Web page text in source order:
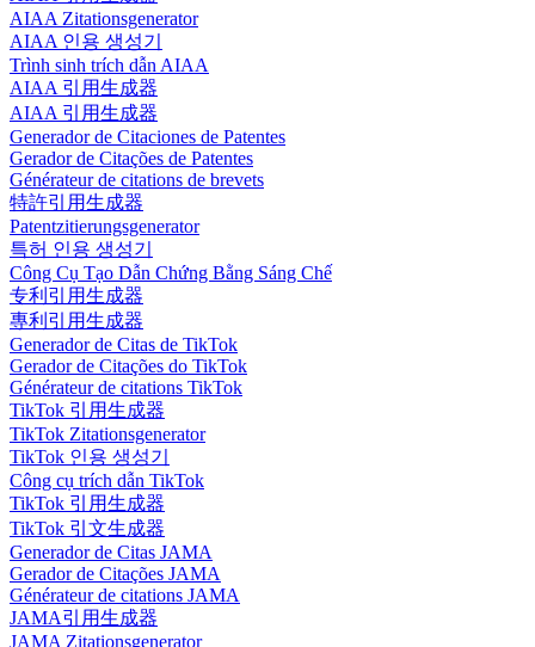
AIAA Zitationsgenerator
AIAA 인용 생성기
Trình sinh trích dẫn AIAA
AIAA 引用生成器
AIAA 引用生成器
Generador de Citaciones de Patentes
Gerador de Citações de Patentes
Générateur de citations de brevets
特許引用生成器
Patentzitierungsgenerator
특허 인용 생성기
Công Cụ Tạo Dẫn Chứng Bằng Sáng Chế
专利引用生成器
專利引用生成器
Generador de Citas de TikTok
Gerador de Citações do TikTok
Générateur de citations TikTok
TikTok 引用生成器
TikTok Zitationsgenerator
TikTok 인용 생성기
Công cụ trích dẫn TikTok
TikTok 引用生成器
TikTok 引文生成器
Generador de Citas JAMA
Gerador de Citações JAMA
Générateur de citations JAMA
JAMA引用生成器
JAMA Zitationsgenerator